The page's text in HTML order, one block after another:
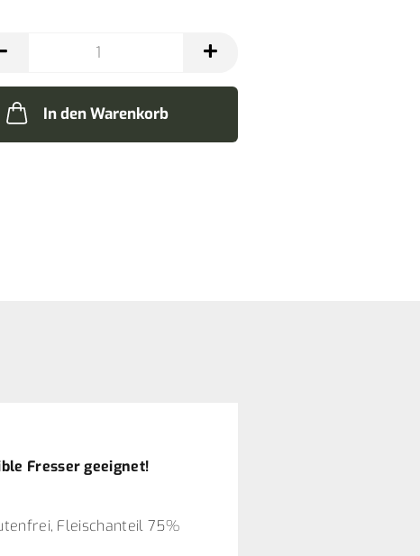
In den Warenkorb
Fresser geeignet!
Fleischanteil 75%